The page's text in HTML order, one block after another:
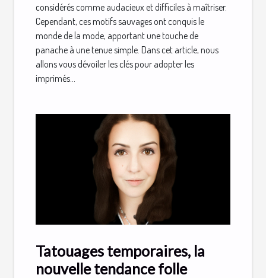
considérés comme audacieux et difficiles à maîtriser.
Cependant, ces motifs sauvages ont conquis le
monde de la mode, apportant une touche de
panache à une tenue simple. Dans cet article, nous
allons vous dévoiler les clés pour adopter les
imprimés...
Tatouages ​​​​temporaires, la
nouvelle tendance folle